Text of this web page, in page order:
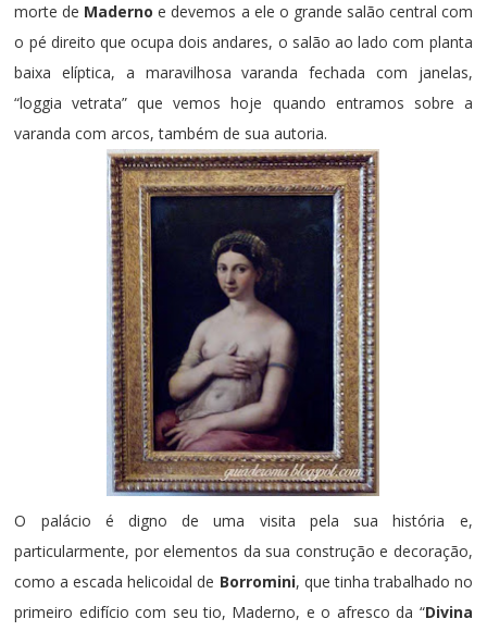
morte de Madernoe devemos a ele o grande salão central com
o pé direito que ocupa dois andares, o salão ao lado com planta
baixa elíptica, a maravilhosa varanda fechada com janelas,
“loggia vetrata” que vemos hoje quando entramos sobre a
varanda com arcos, também de sua autoria.
O palácio é digno de uma visita pela sua história e,
particularmente, por elementos da sua construção e decoração,
como a escada helicoidal de Borromini, que tinha trabalhado no
primeiro edifício com seu tio, Maderno, e o afresco da “Divina